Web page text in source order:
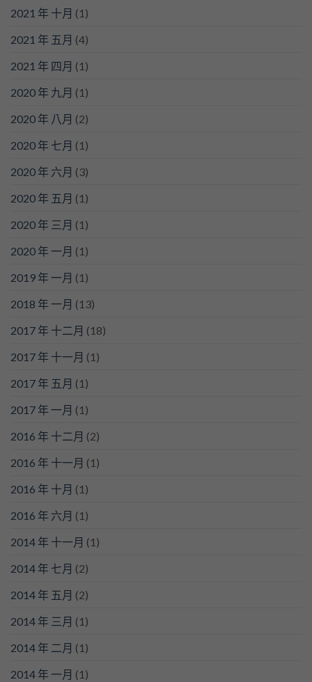
2021 年 十月 (1)
2021 年 五月 (4)
2021 年 四月 (1)
2020 年 九月 (1)
2020 年 八月 (2)
2020 年 七月 (1)
2020 年 六月 (3)
2020 年 五月 (1)
2020 年 三月 (1)
2020 年 一月 (1)
2019 年 一月 (1)
2018 年 一月 (13)
2017 年 十二月 (18)
2017 年 十一月 (1)
2017 年 五月 (1)
2017 年 一月 (1)
2016 年 十二月 (2)
2016 年 十一月 (1)
2016 年 十月 (1)
2016 年 六月 (1)
2014 年 十一月 (1)
2014 年 七月 (2)
2014 年 五月 (2)
2014 年 三月 (1)
2014 年 二月 (1)
2014 年 一月 (1)